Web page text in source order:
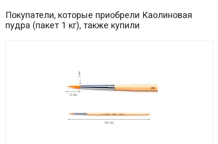
Покупатели, которые приобрели Каолиновая
пудра (пакет 1 кг), также купили